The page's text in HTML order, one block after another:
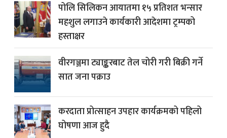
पोलि सिलिकन आयातमा १५ प्रतिशत भन्सार
महशुल लगाउने कार्यकारी आदेशमा ट्रम्पको
हस्ताक्षर
वीरगञ्जमा ट्याङ्करबाट तेल चोरी गरी बिक्री गर्ने
सात जना पक्राउ
करदाता प्रोत्साहन उपहार कार्यक्रमको पहिलो
घोषणा आज हुदै